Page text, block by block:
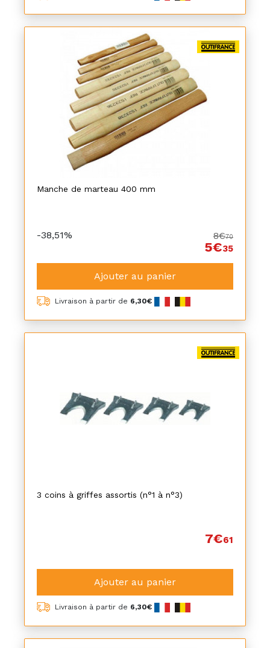
Manche de marteau 400 mm
-38,51% 8€70
5€35
Ajouter au panier
Livraison à partir de 6,30€
3 coins à griffes assortis (n°1 à n°3)
7€61
Ajouter au panier
Livraison à partir de 6,30€